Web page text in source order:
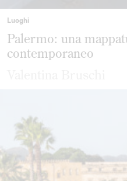
Luoghi
Palermo: una
contemporaneo